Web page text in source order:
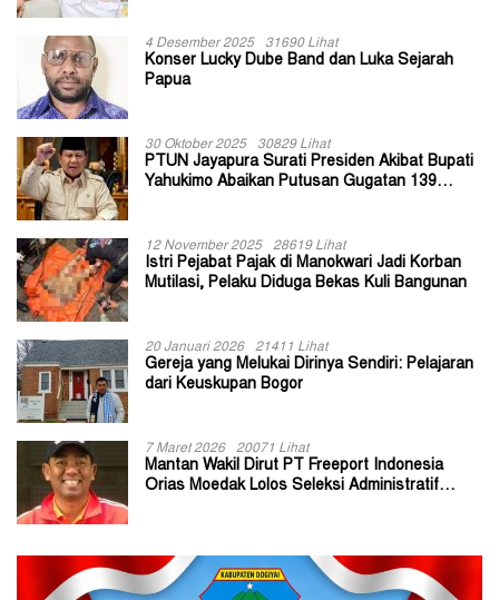
4 Desember 2025 31690 Lihat
Konser Lucky Dube Band dan Luka Sejarah
Papua
30 Oktober 2025 30829 Lihat
PTUN Jayapura Surati Presiden Akibat Bupati
Yahukimo Abaikan Putusan Gugatan 139
12 November 2025 28619 Lihat
Istri Pejabat Pajak di Manokwari Jadi Korban
Mutilasi, Pelaku Diduga Bekas Kuli Bangunan
20 Januari 2026 21411 Lihat
Gereja yang Melukai Dirinya Sendiri: Pelajaran
dari Keuskupan Bogor
7 Maret 2026 20071 Lihat
Mantan Wakil Dirut PT Freeport Indonesia
Orias Moedak Lolos Seleksi Administratif